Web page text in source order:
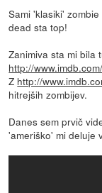
Sami 'klasiki' zombie
dead sta top!
Zanimiva sta mi bila
http://
Z http://
hitrejših zombijev.
Danes sem prvič
'ameriško' mi deluje